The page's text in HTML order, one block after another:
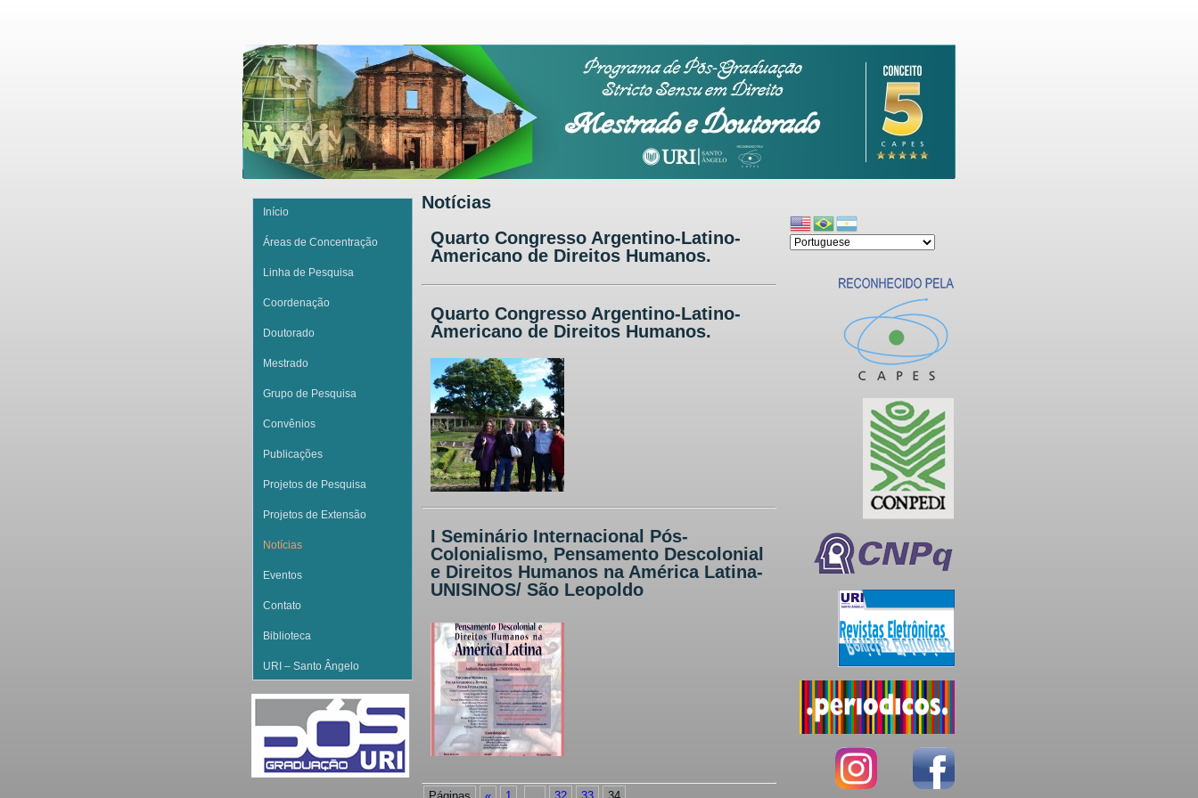
Início
Áreas de Concentração
Linha de Pesquisa
Coordenação
Doutorado
Mestrado
Grupo de Pesquisa
Convênios
Publicações
Projetos de Pesquisa
Projetos de Extensão
Notícias
Eventos
Contato
Biblioteca
URI – Santo Ângelo
Notícias
Quarto Congresso Argentino-Latino-
Americano de Direitos Humanos.
Quarto Congresso Argentino-Latino-
Americano de Direitos Humanos.
I Seminário Internacional Pós-
Colonialismo, Pensamento Descolonial
e Direitos Humanos na América Latina-
UNISINOS/ São Leopoldo